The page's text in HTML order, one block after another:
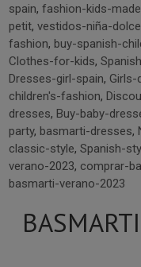
spain, fashion-kids-
petit, vestidos-niña-
fashion, buy-spanish-
Clothes-for-kids,
Dresses-girl-spain, Girls-
children's-fashion,
dresses, Buy-baby-
party, basmarti-dresses,
classic-style, Spanish-
verano-2023, comprar-
basmarti-verano-2023